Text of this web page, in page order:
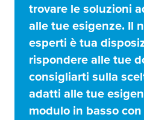
trovare le soluzioni
alle tue esigenze. Il
esperti è tua
rispondere alle tue
consigliarti sulla
adatti alle tue
modulo in basso